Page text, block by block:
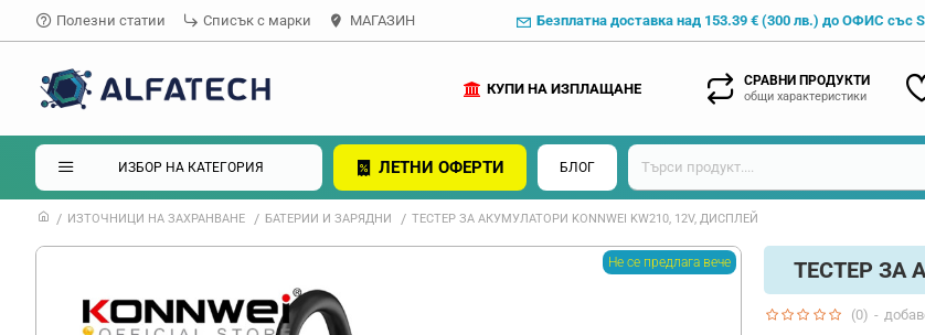
Полезни статии Списък с марки МАГАЗИН Безплатна доставка над 153.39 € (300 лв.) до ОФИС със
СРАВНИ ПРОДУКТИ
общи характеристики
КУПИ НА ИЗПЛАЩАНЕ
ИЗБОР НА КАТЕГОРИЯ ЛЕТНИ ОФЕРТИ БЛОГ
ИЗТОЧНИЦИ НА ЗАХРАНВАНЕ БАТЕРИИ И ЗАРЯДНИ ТЕСТЕР ЗА АКУМУЛАТОРИ KONNWEI KW210, 12V, ДИСПЛЕЙ
Не се предлага вече ТЕСТЕР ЗА
(0) -